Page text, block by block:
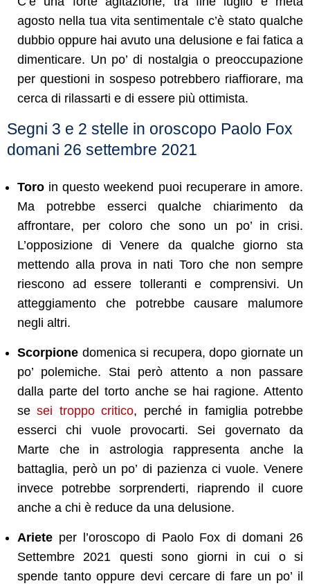
agosto nella tua vita sentimentale c’è stato qualche
dubbio oppure hai avuto una delusione e fai fatica a
dimenticare. Un po’ di nostalgia o preoccupazione
per questioni in sospeso potrebbero riaffiorare, ma
cerca di rilassarti e di essere più ottimista.
Segni 3 e 2 stelle in oroscopo Paolo Fox
domani 26 settembre 2021
Toro in questo weekend puoi recuperare in amore.
Ma potrebbe esserci qualche chiarimento da
affrontare, per coloro che sono un po’ in crisi.
L’opposizione di Venere da qualche giorno sta
mettendo alla prova in nati Toro che non sempre
riescono ad essere tolleranti e comprensivi. Un
atteggiamento che potrebbe causare malumore
negli altri.
Scorpione domenica si recupera, dopo giornate un
po’ polemiche. Stai però attento a non passare
dalla parte del torto anche se hai ragione. Attento
sesei troppo critico, perché in famiglia potrebbe
esserci chi vuole provocarti. Sei governato da
Marte che in astrologia rappresenta anche la
battaglia, però un po’ di pazienza ci vuole. Venere
invece potrebbe sorprenderti, riaprendo il cuore
anche a chi è reduce da una delusione.
Ariete per l’oroscopo di Paolo Fox di domani 26
Settembre 2021 questi sono giorni in cui o si
spende tanto oppure devi cercare di fare un po’ il